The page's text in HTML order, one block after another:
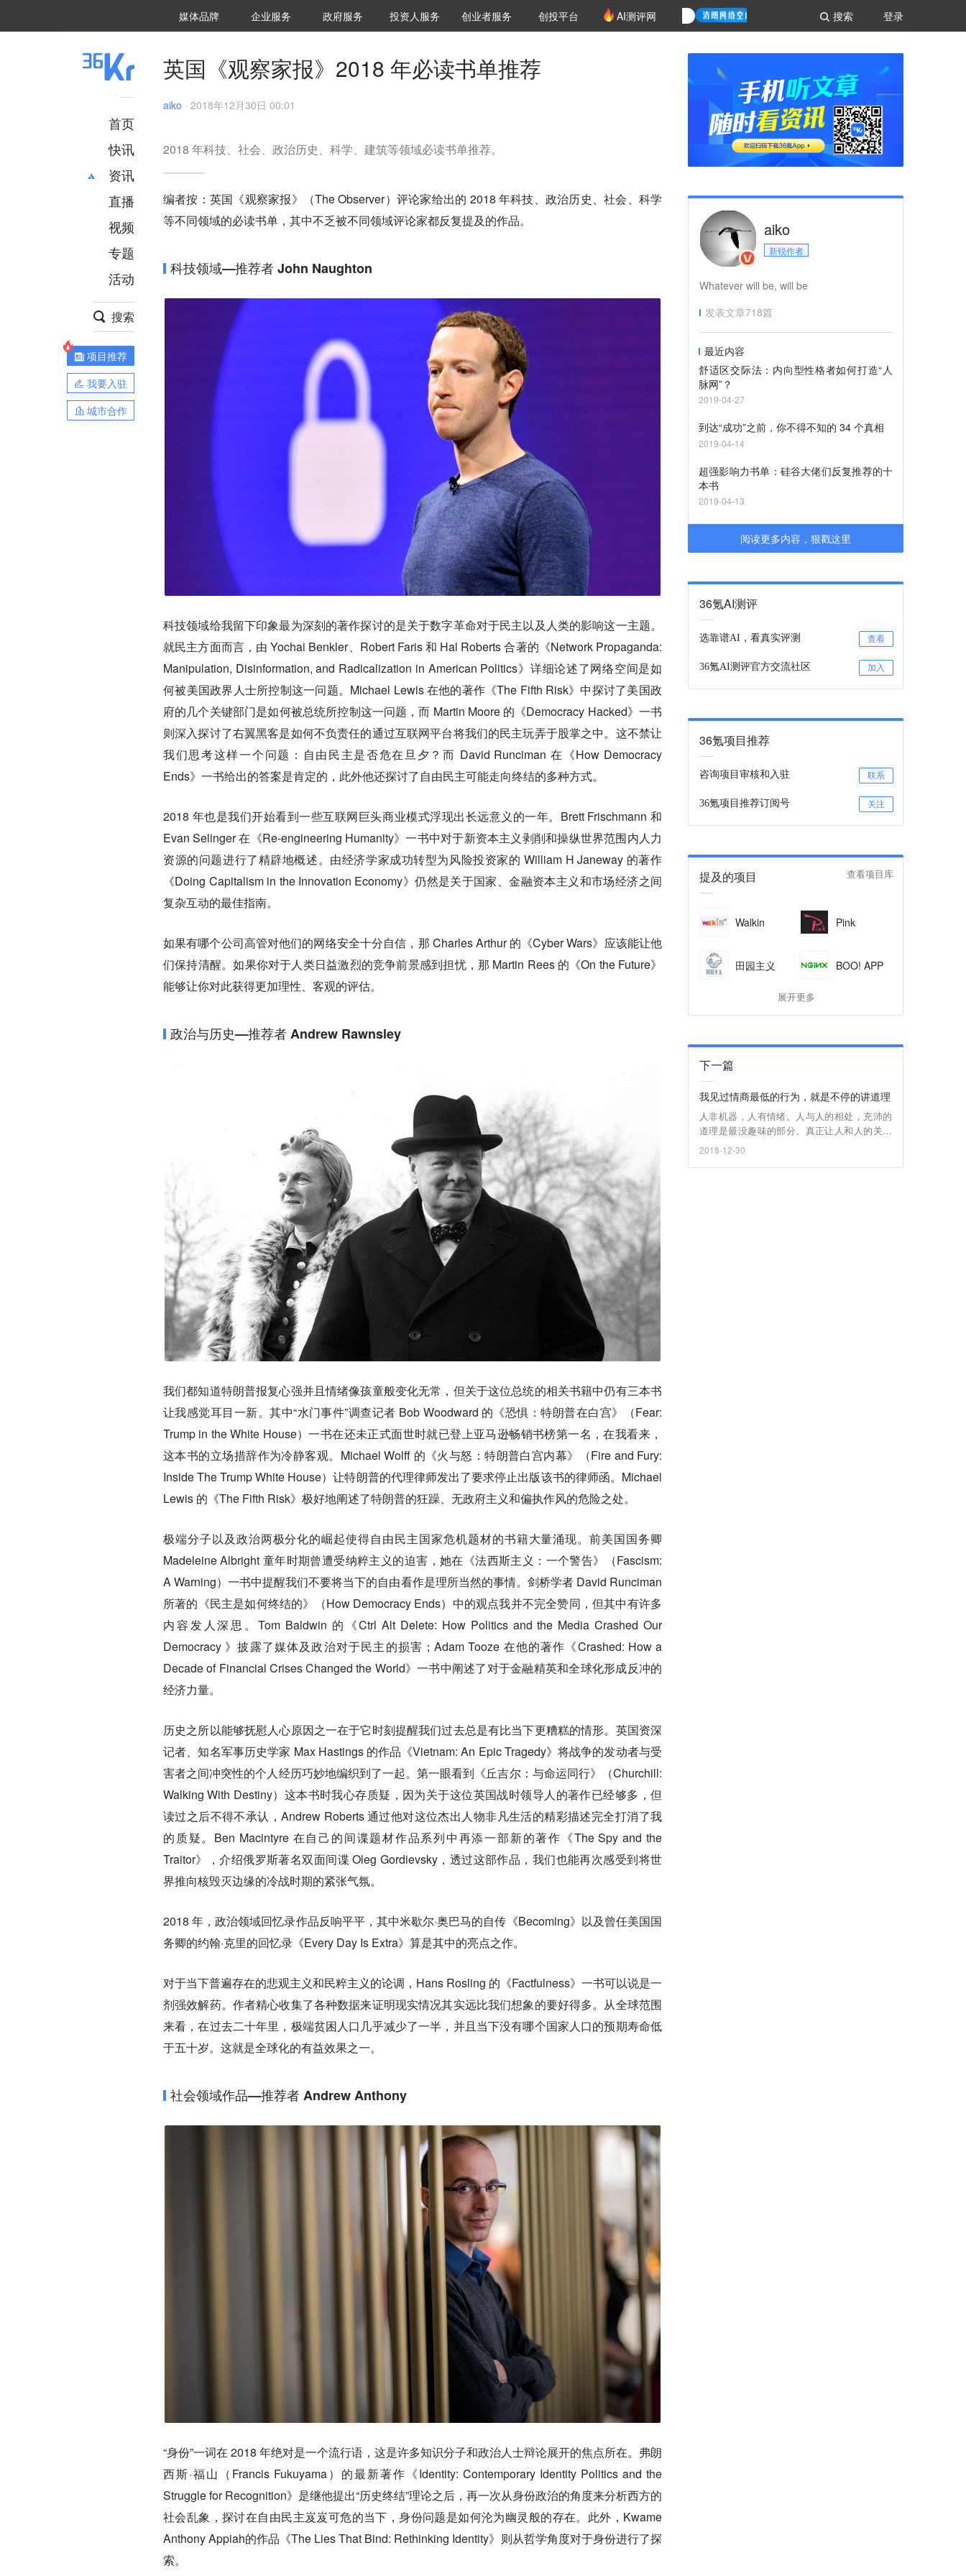
登录
搜索
媒体品牌 36Kr研究院
企业服务 城市之窗
政府服务 VClub投资机构库
投资机构职位推介
投资人服务 创投氪堂
创业者服务 创投平台 AI测评网
首页
快讯
资讯
推荐
财经
项目推荐
安徽
直播
视频
专题
活动
搜索
项目推荐
我要入驻
城市合作
英国《观察家报》2018 年必读书单推荐
aiko · 2018年12月30日 00:01
2018 年科技、社会、政治历史、科学、建筑等领域必读书单推荐。
编者按：英国《观察家报》（The Observer）评论家给出的 2018 年科技、政治历史、社会、科学
等不同领域的必读书单，其中不乏被不同领域评论家都反复提及的作品。
科技领域—推荐者 John Naughton
科技领域给我留下印象最为深刻的著作探讨的是关于数字革命对于民主以及人类的影响这一主题。
就民主方面而言，由 Yochai Benkler、Robert Faris 和 Hal Roberts 合著的《Network Propaganda:
Manipulation, Disinformation, and Radicalization in American Politics》详细论述了网络空间是如
何被美国政界人士所控制这一问题。Michael Lewis 在他的著作《The Fifth Risk》中探讨了美国政
府的几个关键部门是如何被总统所控制这一问题，而 Martin Moore 的《Democracy Hacked》一书
则深入探讨了右翼黑客是如何不负责任的通过互联网平台将我们的民主玩弄于股掌之中。这不禁让
我们思考这样一个问题：自由民主是否危在旦夕？而 David Runciman 在《How Democracy
Ends》一书给出的答案是肯定的，此外他还探讨了自由民主可能走向终结的多种方式。
2018 年也是我们开始看到一些互联网巨头商业模式浮现出长远意义的一年。Brett Frischmann 和
Evan Selinger 在《Re-engineering Humanity》一书中对于新资本主义剥削和操纵世界范围内人力
资源的问题进行了精辟地概述。由经济学家成功转型为风险投资家的 William H Janeway 的著作
《Doing Capitalism in the Innovation Economy》仍然是关于国家、金融资本主义和市场经济之间
复杂互动的最佳指南。
如果有哪个公司高管对他们的网络安全十分自信，那 Charles Arthur 的《Cyber Wars》应该能让他
们保持清醒。如果你对于人类日益激烈的竞争前景感到担忧，那 Martin Rees 的《On the Future》
能够让你对此获得更加理性、客观的评估。
政治与历史—推荐者 Andrew Rawnsley
我们都知道特朗普报复心强并且情绪像孩童般变化无常，但关于这位总统的相关书籍中仍有三本书
让我感觉耳目一新。其中“水门事件”调查记者 Bob Woodward 的《恐惧：特朗普在白宫》（Fear:
Trump in the White House）一书在还未正式面世时就已登上亚马逊畅销书榜第一名，在我看来，
这本书的立场措辞作为冷静客观。Michael Wolff 的《火与怒：特朗普白宫内幕》（Fire and Fury:
Inside The Trump White House）让特朗普的代理律师发出了要求停止出版该书的律师函。Michael
Lewis 的《The Fifth Risk》极好地阐述了特朗普的狂躁、无政府主义和偏执作风的危险之处。
极端分子以及政治两极分化的崛起使得自由民主国家危机题材的书籍大量涌现。前美国国务卿
Madeleine Albright 童年时期曾遭受纳粹主义的迫害，她在《法西斯主义：一个警告》（Fascism:
A Warning）一书中提醒我们不要将当下的自由看作是理所当然的事情。剑桥学者 David Runciman
所著的《民主是如何终结的》（How Democracy Ends）中的观点我并不完全赞同，但其中有许多
内容发人深思。Tom Baldwin 的《Ctrl Alt Delete: How Politics and the Media Crashed Our
Democracy 》披露了媒体及政治对于民主的损害；Adam Tooze 在他的著作《Crashed: How a
Decade of Financial Crises Changed the World》一书中阐述了对于金融精英和全球化形成反冲的
经济力量。
历史之所以能够抚慰人心原因之一在于它时刻提醒我们过去总是有比当下更糟糕的情形。英国资深
记者、知名军事历史学家 Max Hastings 的作品《Vietnam: An Epic Tragedy》将战争的发动者与受
害者之间冲突性的个人经历巧妙地编织到了一起。第一眼看到《丘吉尔：与命运同行》（Churchill:
Walking With Destiny）这本书时我心存质疑，因为关于这位英国战时领导人的著作已经够多，但
读过之后不得不承认，Andrew Roberts 通过他对这位杰出人物非凡生活的精彩描述完全打消了我
的质疑。Ben Macintyre 在自己的间谍题材作品系列中再添一部新的著作《The Spy and the
Traitor》，介绍俄罗斯著名双面间谍 Oleg Gordievsky，透过这部作品，我们也能再次感受到将世
界推向核毁灭边缘的冷战时期的紧张气氛。
2018 年，政治领域回忆录作品反响平平，其中米歇尔·奥巴马的自传《Becoming》以及曾任美国国
务卿的约翰·克里的回忆录《Every Day Is Extra》算是其中的亮点之作。
对于当下普遍存在的悲观主义和民粹主义的论调，Hans Rosling 的《Factfulness》一书可以说是一
剂强效解药。作者精心收集了各种数据来证明现实情况其实远比我们想象的要好得多。从全球范围
来看，在过去二十年里，极端贫困人口几乎减少了一半，并且当下没有哪个国家人口的预期寿命低
于五十岁。这就是全球化的有益效果之一。
社会领域作品—推荐者 Andrew Anthony
“身份”一词在 2018 年绝对是一个流行语，这是许多知识分子和政治人士辩论展开的焦点所在。弗朗
西斯·福山（Francis Fukuyama）的最新著作《Identity: Contemporary Identity Politics and the
Struggle for Recognition》是继他提出“历史终结”理论之后，再一次从身份政治的角度来分析西方的
社会乱象，探讨在自由民主岌岌可危的当下，身份问题是如何沦为幽灵般的存在。此外，Kwame
Anthony Appiah的作品《The Lies That Bind: Rethinking Identity》则从哲学角度对于身份进行了探
索。
aiko
新锐作者
Whatever will be, will be
发表文章718篇
最近内容
舒适区交际法：内向型性格者如何打造“人
脉网”？
2019-04-27
到达“成功”之前，你不得不知的 34 个真相
2019-04-14
超强影响力书单：硅谷大佬们反复推荐的十
本书
2019-04-13
阅读更多内容，狠戳这里
36氪AI测评
选靠谱AI，看真实评测 查看
36氪AI测评官方交流社区 加入
36氪项目推荐
咨询项目审核和入驻 联系
36氪项目推荐订阅号 关注
提及的项目 查看项目库
Walkin Pink
田园主义 BOO! APP
展开更多
下一篇
我见过情商最低的行为，就是不停的讲道理
人非机器，人有情绪。人与人的相处，充沛的
道理是最没趣味的部分。真正让人和人的关系
有机互动的，是情绪，彼此能挑动情绪，就是
2018-12-30